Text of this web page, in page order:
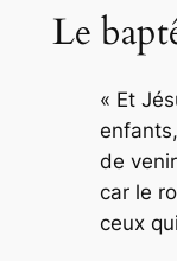
Le
« Et
de
car le
ceux